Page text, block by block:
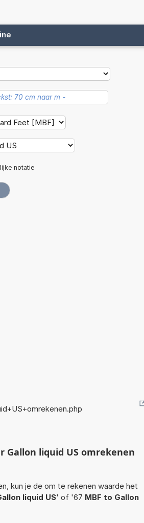
notatie
Gallon liquid US omrekenen
kun je de om te rekenen waarde het
liquid US' of '67 MBF to Gallon